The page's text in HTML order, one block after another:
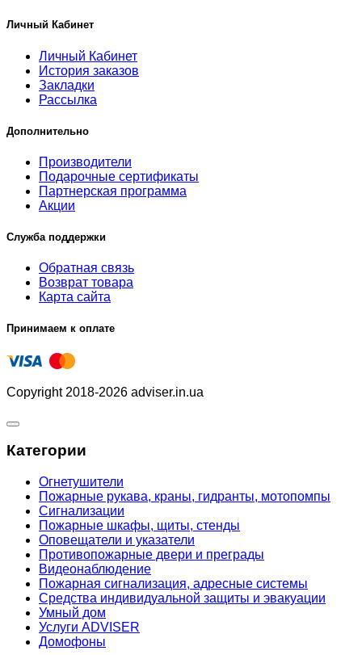
Личный Кабинет
Личный Кабинет
История заказов
Закладки
Рассылка
Дополнительно
Производители
Подарочные сертификаты
Партнерская программа
Акции
Служба поддержки
Обратная связь
Возврат товара
Карта сайта
Принимаем к оплате
Copyright 2018-2026 adviser.in.ua
Категории
Огнетушители
Пожарные рукава, краны, гидранты, мотопомпы
Сигнализации
Пожарные шкафы, щиты, стенды
Оповещатели и указатели
Противопожарные двери и преграды
Видеонаблюдение
Пожарная сигнализация, адресные системы
Средства индивидуальной защиты и эвакуации
Умный дом
Услуги ADVISER
Домофоны